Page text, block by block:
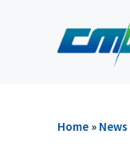
contenuto
Home »